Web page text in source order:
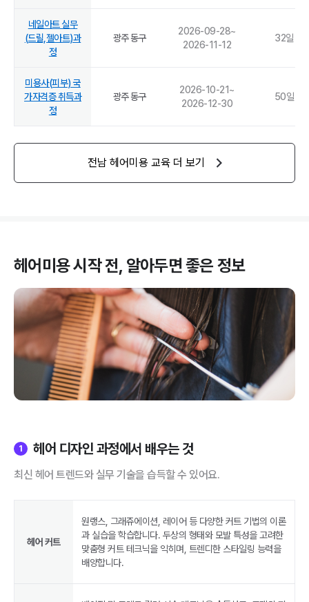
네일아트 실무
(드릴,젤아트)과
정
광주 동구
2026-09-28~
2026-11-12
32일
미용사(피부) 국
가자격증 취득과
정
광주 동구
2026-10-21~
2026-12-30
50일
전남 헤어미용교육 더 보기
헤어미용시작 전, 알아두면 좋은 정보
1 헤어 디자인 과정에서 배우는 것
최신 헤어 트렌드와 실무 기술을 습득할 수 있어요.
헤어 커트
원랭스, 그래쥬에이션, 레이어 등 다양한 커트 기법의 이론
과 실습을 학습합니다. 두상의 형태와 모발 특성을 고려한
맞춤형 커트 테크닉을 익히며, 트렌디한 스타일링 능력을
배양합니다.